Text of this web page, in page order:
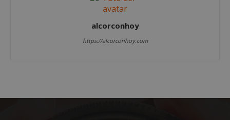
alcorconhoy
https://alcorconhoy.com